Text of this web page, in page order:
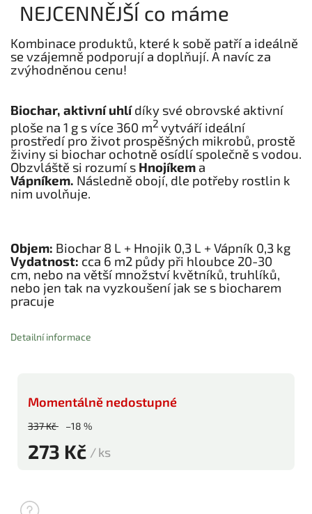
337 Kč –18 %
273 Kč / ks
Momentálně nedostupné
NEJCENNĚJŠÍ co máme
Kombinace produktů, které k sobě patří a ideálně
se vzájemně podporují a doplňují. A navíc za
zvýhodněnou cenu!
Biochar, aktivní uhlídíky své obrovské aktivní
ploše na 1 g s více 360 m2 vytváří ideální
prostředí pro život prospěšných mikrobů, prostě
živiny si biochar ochotně osídlí společně s vodou.
Obzvláště si rozumí s Hnojíkem a
Vápníkem. Následně obojí, dle potřeby rostlin k
nim uvolňuje.
Objem: Biochar 8 L + Hnojik 0,3 L + Vápník 0,3 kg
Vydatnost: cca 6 m2 půdy při hloubce 20-30
cm, nebo na větší množství květníků, truhlíků,
nebo jen tak na vyzkoušení jak se s biocharem
pracuje
Detailní informace